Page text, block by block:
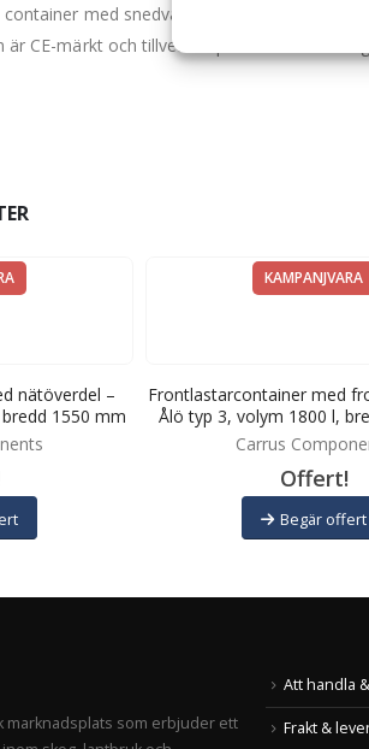
med snedvägg av standardmodell
CE-märkt och tillverkad på Småländska
nätöverdel –
1550 mm
KAMPANJVARA
Frontlastarcontainer med
Ålö typ 3, volym 1800 l,
Carrus
Offert!
Begär offert
marknadsplats som erbjuder ett
Att handla
Frakt &